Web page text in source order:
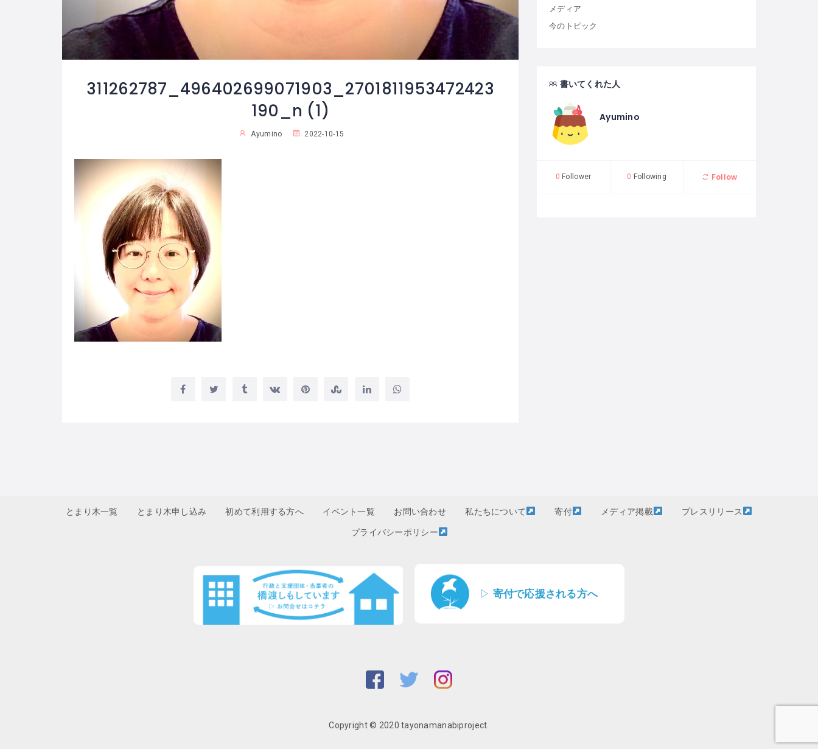
311262787_496402699071903_2701811953472423
190_n (1)
Ayumino 2022-10-15
メディア
今のトピック
書いてくれた人
Ayumino
0 Follower 0 Following Follow
とまり木一覧 とまり木申し込み 初めて利用する方へ イベント一覧 お問い合わせ 私たちについて 寄付 メディア掲載 プレスリリース
プライバシーポリシー
▷ 寄付で応援される方へ
Copyright © 2020 tayonamanabiproject.